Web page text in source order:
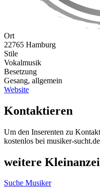
Ort
22765 Hamburg
Stile
Vokalmusik
Besetzung
Gesang, allgemein
Website
Kontaktieren
Um den Inserenten zu
kostenlos bei musiker-
weitere
Suche Musiker